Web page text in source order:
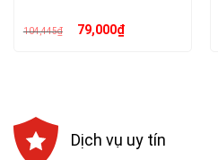
104,445₫ Giá
gốc79,000₫Giá
Dịch vụ uy tín